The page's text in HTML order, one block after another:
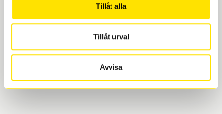
Tillåt alla
Tillåt urval
Avvisa
När du beställer dina nya däck eller fälgar hos oss
levereras de direkt till någon av våra däckverkstäder i
Göteborg. Välj mellan Hisingen (Bäckebol) eller
Mölndal. I beställningen anger du datum och tid för
vi till att de uppfyller alla krav för en säker körning.